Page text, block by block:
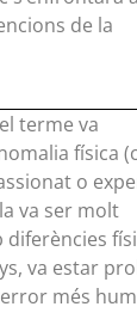
de la
terme va
física
o
va ser molt
va estar
més